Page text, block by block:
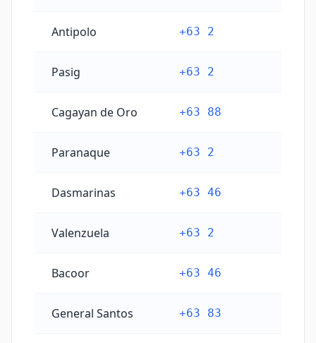
Antipolo +63 2
Pasig +63 2
Cagayan de Oro +63 88
Paranaque +63 2
Dasmarinas +63 46
Valenzuela +63 2
Bacoor +63 46
General Santos +63 83